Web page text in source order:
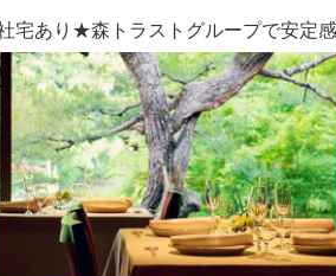
宅あり★森トラストグループで安定